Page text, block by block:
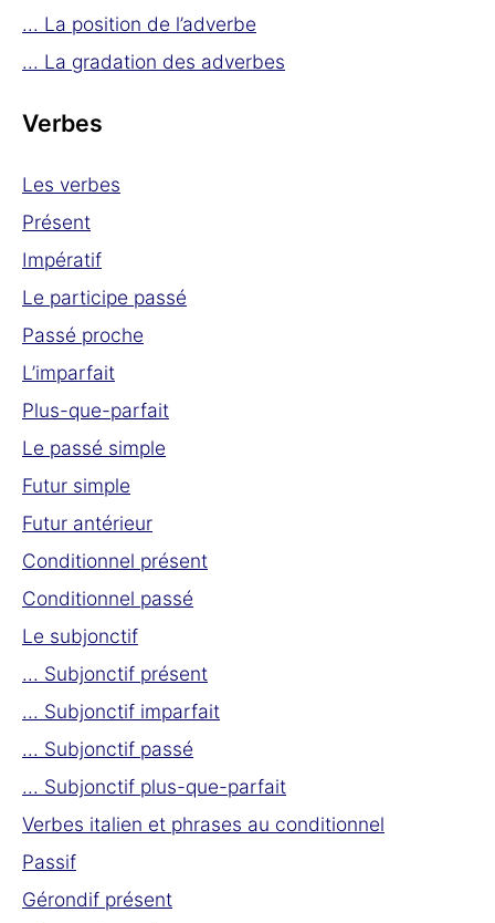
... La position de l’adverbe
... La gradation des adverbes
Verbes
Les verbes
Présent
Impératif
Le participe passé
Passé proche
L’imparfait
Plus-que-parfait
Le passé simple
Futur simple
Futur antérieur
Conditionnel présent
Conditionnel passé
Le subjonctif
... Subjonctif présent
... Subjonctif imparfait
... Subjonctif passé
... Subjonctif plus-que-parfait
Verbes italien et phrases au conditionnel
Passif
Gérondif présent